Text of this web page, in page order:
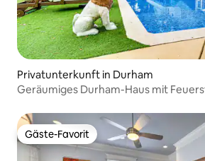
Privatunterkunft in Durham
Geräumiges Durham-Haus mit
Gäste-Favorit
Gäste-Favorit